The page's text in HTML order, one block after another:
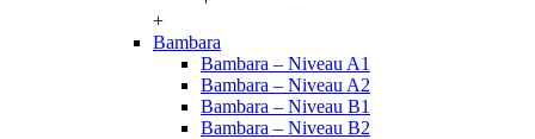
+
Bambara
Bambara – Niveau A1
Bambara – Niveau A2
Bambara – Niveau B1
Bambara – Niveau B2